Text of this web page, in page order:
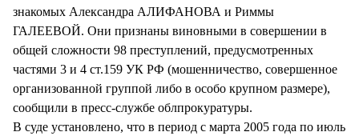
знакомых Александра АЛИФАНОВА и Риммы
ГАЛЕЕВОЙ. Они признаны виновными в совершении в
общей сложности 98 преступлений, предусмотренных
частями 3 и 4 ст.159 УК РФ (мошенничество, совершенное
организованной группой либо в особо крупном размере),
сообщили в пресс-службе облпрокуратуры.
В суде установлено, что в период с марта 2005 года по июль